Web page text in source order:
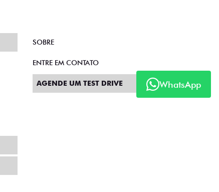
WhatsApp
SOBRE
ENTRE EM CONTATO
AGENDE UM TEST DRIVE